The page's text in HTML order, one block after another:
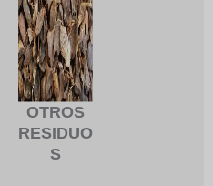
OTROS
RESIDUO
S